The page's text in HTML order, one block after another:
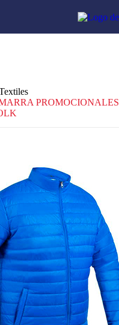
PROMOCIONALES